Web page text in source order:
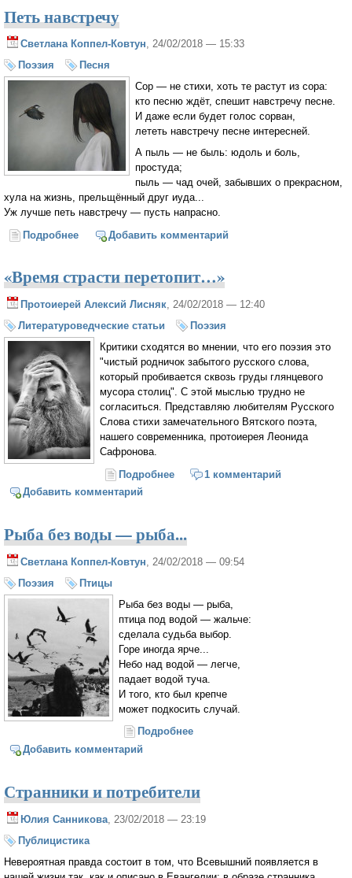
Петь навстречу
Светлана Коппел-Ковтун, 24/02/2018 — 15:33
Поэзия
Песня
Сор — не стихи, хоть те растут из сора:
кто песню ждёт, спешит навстречу песне.
И даже если будет голос сорван,
лететь навстречу песне интересней.
А пыль — не быль: юдоль и боль,
простуда;
пыль — чад очей, забывших о прекрасном,
хула на жизнь, прельщённый друг иуда...
Уж лучше петь навстречу — пусть напрасно.
Подробнее о Петь навстречу
Добавить комментарий
«Время страсти перетопит…»
Протоиерей Алексий Лисняк, 24/02/2018 — 12:40
Литературоведческие статьи
Поэзия
Критики сходятся во мнении, что его поэзия это
"чистый родничок забытого русского слова,
который пробивается сквозь груды глянцевого
мусора столиц". С этой мыслью трудно не
согласиться. Представляю любителям Русского
Слова стихи замечательного Вятского поэта,
нашего современника, протоиерея Леонида
Сафронова.
Подробнее о «Время страсти перетопит…»
1 комментарий
Добавить комментарий
Рыба без воды — рыба...
Светлана Коппел-Ковтун, 24/02/2018 — 09:54
Поэзия
Птицы
Рыба без воды — рыба,
птица под водой — жальче:
сделала судьба выбор.
Горе иногда ярче...
Небо над водой — легче,
падает водой туча.
И того, кто был крепче
может подкосить случай.
Подробнее
Добавить комментарий
Странники и потребители
Юлия Санникова , 23/02/2018 — 23:19
Публицистика
Невероятная правда состоит в том, что Всевышний появляется в